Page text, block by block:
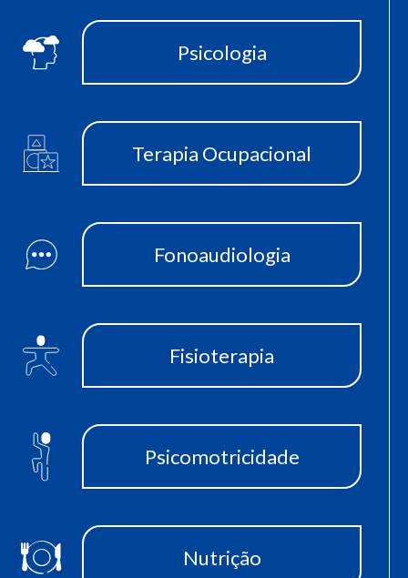
Psicologia
Terapia Ocupacional
Fonoaudiologia
Fisioterapia
Psicomotricidade
Nutrição